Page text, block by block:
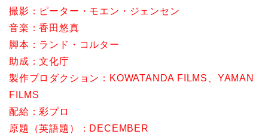
撮影：ピーター・モエン・ジェンセン
音楽：香田悠真
脚本：ランド・コルター
助成：文化庁
製作プロダクション：KOWATANDA FILMS、YAMAN
FILMS
配給：彩プロ
原題（英語題）：DECEMBER